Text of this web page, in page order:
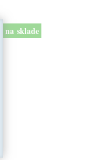
na sklade